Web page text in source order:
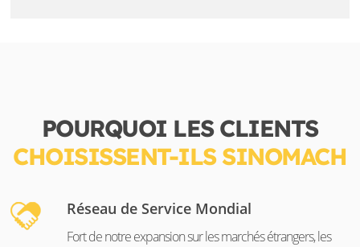
POURQUOI LES CLIENTS
CHOISISSENT-ILS SINOMACH
Réseau de Service Mondial
Fort de notre expansion sur les marchés étrangers, les